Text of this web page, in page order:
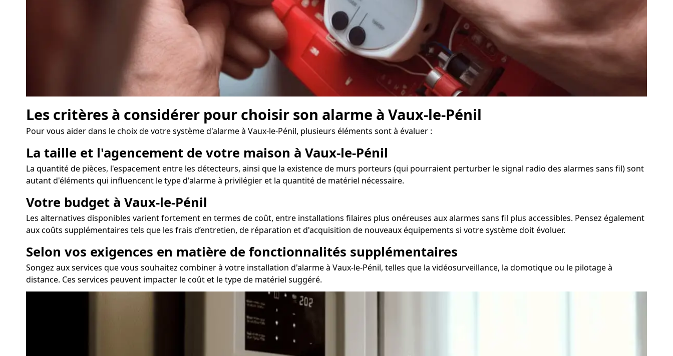
Les critères à considérer pour choisir son alarme à Vaux-le-Pénil
Pour vous aider dans le choix de votre système d'alarme à Vaux-le-Pénil, plusieurs éléments sont à évaluer :
La taille et l'agencement de votre maison à Vaux-le-Pénil
La quantité de pièces, l'espacement entre les détecteurs, ainsi que la existence de murs porteurs (qui pourraient perturber le signal radio des alarmes sans fil) sont
autant d'éléments qui influencent le type d'alarme à privilégier et la quantité de matériel nécessaire.
Votre budget à Vaux-le-Pénil
Les alternatives disponibles varient fortement en termes de coût, entre installations filaires plus onéreuses aux alarmes sans fil plus accessibles. Pensez également
aux coûts supplémentaires tels que les frais d’entretien, de réparation et d'acquisition de nouveaux équipements si votre système doit évoluer.
Selon vos exigences en matière de fonctionnalités supplémentaires
Songez aux services que vous souhaitez combiner à votre installation d'alarme à Vaux-le-Pénil, telles que la vidéosurveillance, la domotique ou le pilotage à
distance. Ces services peuvent impacter le coût et le type de matériel suggéré.